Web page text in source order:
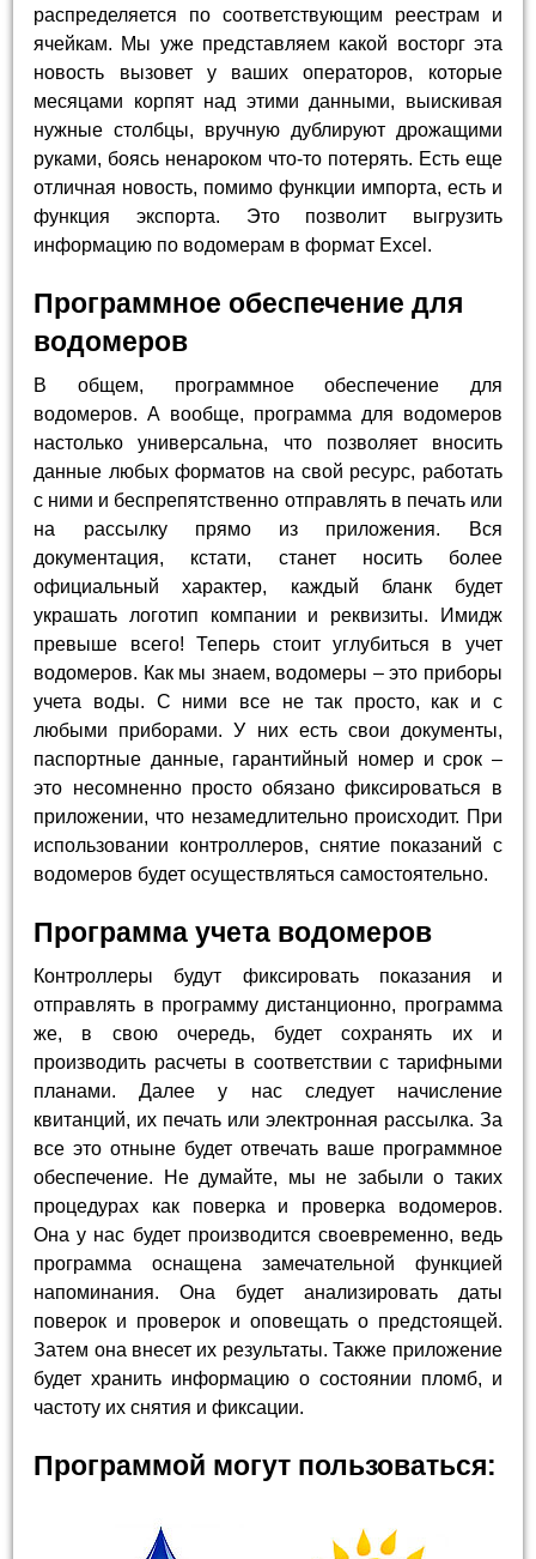
распределяется по соответствующим реестрам и
ячейкам. Мы уже представляем какой восторг эта
новость вызовет у ваших операторов, которые
месяцами корпят над этими данными, выискивая
нужные столбцы, вручную дублируют дрожащими
руками, боясь ненароком что-то потерять. Есть еще
отличная новость, помимо функции импорта, есть и
функция экспорта. Это позволит выгрузить
информацию по водомерам в формат Excel.
Программное обеспечение для
водомеров
В общем, программное обеспечение для
водомеров. А вообще, программа для водомеров
настолько универсальна, что позволяет вносить
данные любых форматов на свой ресурс, работать
с ними и беспрепятственно отправлять в печать или
на рассылку прямо из приложения. Вся
документация, кстати, станет носить более
официальный характер, каждый бланк будет
украшать логотип компании и реквизиты. Имидж
превыше всего! Теперь стоит углубиться в учет
водомеров. Как мы знаем, водомеры – это приборы
учета воды. С ними все не так просто, как и с
любыми приборами. У них есть свои документы,
паспортные данные, гарантийный номер и срок –
это несомненно просто обязано фиксироваться в
приложении, что незамедлительно происходит. При
использовании контроллеров, снятие показаний с
водомеров будет осуществляться самостоятельно.
Программа учета водомеров
Контроллеры будут фиксировать показания и
отправлять в программу дистанционно, программа
же, в свою очередь, будет сохранять их и
производить расчеты в соответствии с тарифными
планами. Далее у нас следует начисление
квитанций, их печать или электронная рассылка. За
все это отныне будет отвечать ваше программное
обеспечение. Не думайте, мы не забыли о таких
процедурах как поверка и проверка водомеров.
Она у нас будет производится своевременно, ведь
программа оснащена замечательной функцией
напоминания. Она будет анализировать даты
поверок и проверок и оповещать о предстоящей.
Затем она внесет их результаты. Также приложение
будет хранить информацию о состоянии пломб, и
частоту их снятия и фиксации.
Программой могут пользоваться: